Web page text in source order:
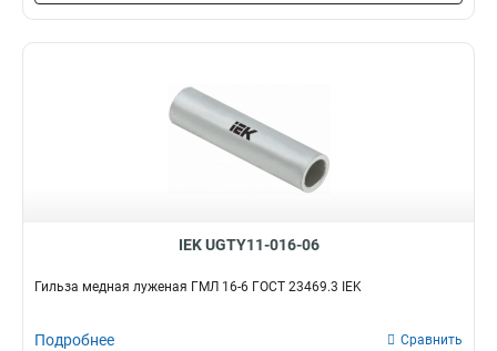
IEK UGTY11-016-06
Гильза медная луженая ГМЛ 16-6 ГОСТ 23469.3 IEK
Подробнее Сравнить